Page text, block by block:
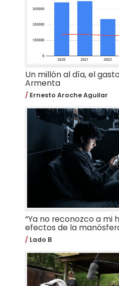
Un millón al día, el
Armenta
Ernesto Aroche Aguilar
“Ya no reconozco a mi
efectos de la
Lado B